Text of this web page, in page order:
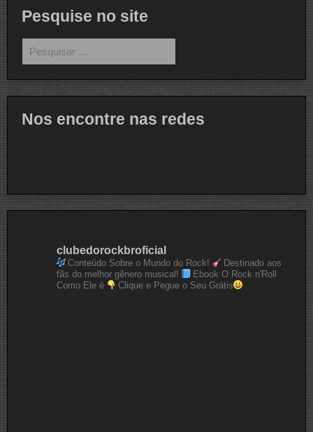
Pesquise no site
por:
Nos encontre nas redes
clubedorockbroficial
Conteúdo Sobre o Mundo do Rock!
Destinado aos
fãs do melhor gênero musical!
Ebook O Rock n'Roll
Como Ele é
Clique e Pegue o Seu Grátis